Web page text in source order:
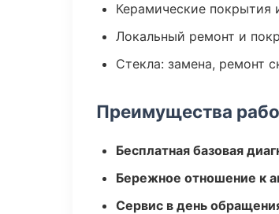
Керамические покрытия
Локальный ремонт и
Стекла: замена, ремонт
Преимущества
Бесплатная базовая
Бережное отношение к
Сервис в день